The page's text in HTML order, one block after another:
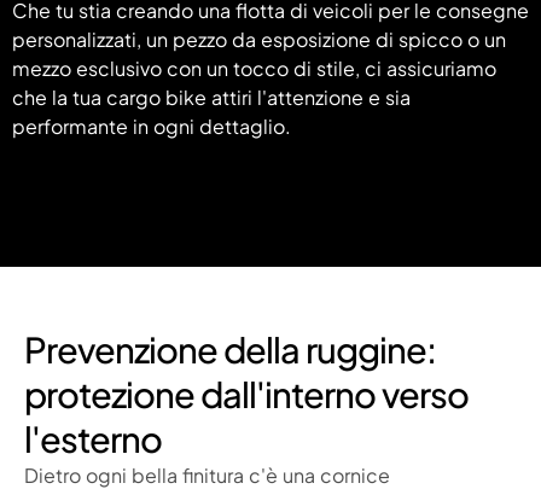
Che tu stia creando una flotta di veicoli per le consegne
personalizzati, un pezzo da esposizione di spicco o un
mezzo esclusivo con un tocco di stile, ci assicuriamo
che la tua cargo bike attiri l'attenzione e sia
performante in ogni dettaglio.
Prevenzione della ruggine:
protezione dall'interno verso
l'esterno
Dietro ogni bella finitura c'è una cornice